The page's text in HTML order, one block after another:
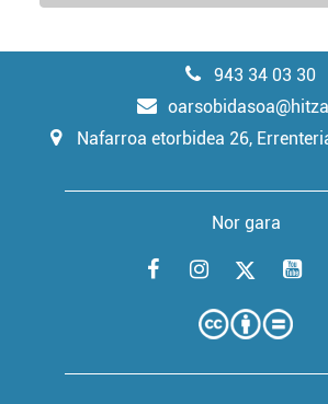
943 34 03 30
Nafarroa etorbidea 26,
Nor gara